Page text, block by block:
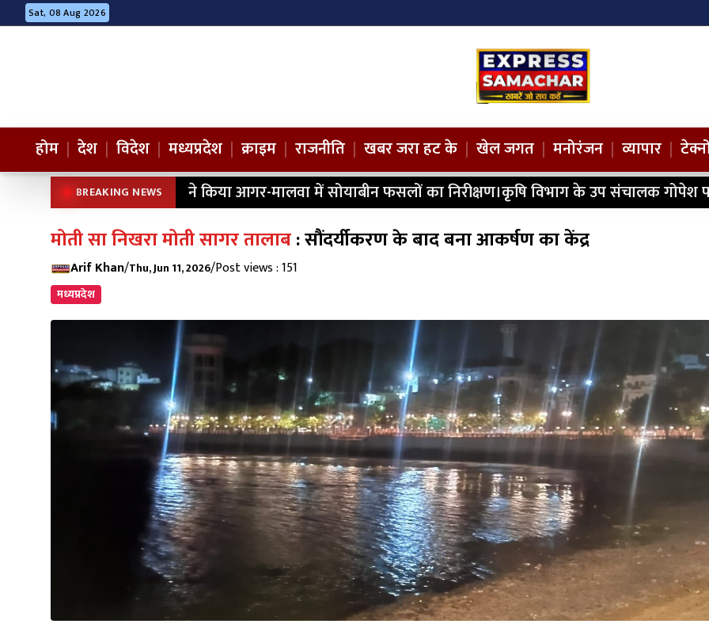
Sat, 08 Aug 2026
होम | देश | विदेश | मध्यप्रदेश | क्राइम | राजनीति | खबर जरा हट के | खेल जगत | मनोरंजन | व्यापार |
BREAKING NEWS ने किया आगर-मालवा में सोयाबीन फसलों का निरीक्षण।कृषि विभाग के उप संचालक गोपेश
मोती सा निखरा मोती सागर तालाब: सौंदर्यीकरण के बाद बना आकर्षण का केंद्र
Arif Khan/Thu, Jun 11, 2026/Post views : 151
मध्यप्रदेश